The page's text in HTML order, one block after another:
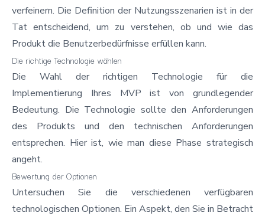
verfeinern. Die Definition der Nutzungsszenarien ist in der
Tat entscheidend, um zu verstehen, ob und wie das
Produkt die Benutzerbedürfnisse erfüllen kann.
Die richtige Technologie wählen
Die Wahl der richtigen Technologie für die
Implementierung Ihres MVP ist von grundlegender
Bedeutung. Die Technologie sollte den Anforderungen
des Produkts und den technischen Anforderungen
entsprechen. Hier ist, wie man diese Phase strategisch
angeht.
Bewertung der Optionen
Untersuchen Sie die verschiedenen verfügbaren
technologischen Optionen. Ein Aspekt, den Sie in Betracht